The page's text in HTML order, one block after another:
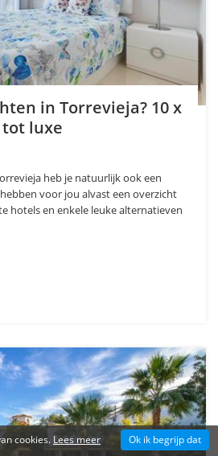
in Torrevieja? 10 x
tot luxe
heb je natuurlijk ook een
voor jou alvast een overzicht
hotels en enkele leuke alternatieven
cookies. Lees meer Ok ik begrijp dat